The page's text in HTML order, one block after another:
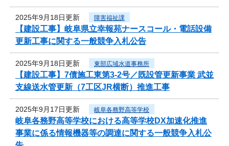
2025年9月18日更新 障害福祉課
【建設工事】岐阜県立幸報苑ナースコール・電話設備
更新工事に関する一般競争入札公告
2025年9月18日更新 東部広域水道事務所
【建設工事】7債施工東第3-2号／既設管更新事業 武並
支線送水管更新（7工区JR横断）推進工事
2025年9月17日更新 岐阜各務野高等学校
岐阜各務野高等学校における高等学校DX加速化推進
事業に係る情報機器等の調達に関する一般競争入札公